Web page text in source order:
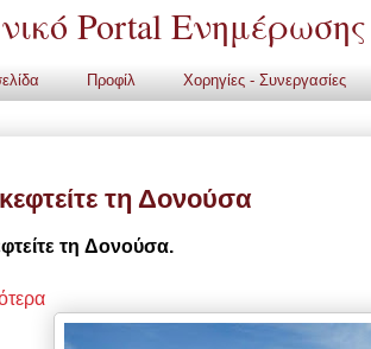
Portal Ενημέρωσης
Προφίλ Χορηγίες - Συνεργασίες
τη Δονούσα
τη Δονούσα.